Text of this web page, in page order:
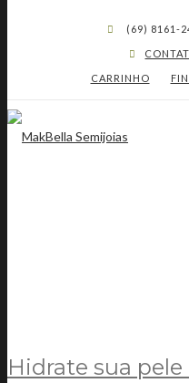
(69) 8161-
CARRINHO
Hidrate sua